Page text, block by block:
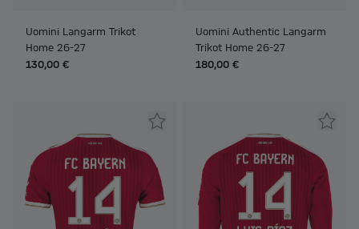
Uomini Langarm Trikot
Home 26-27
130,00 €
Uomini Authentic Langarm
Trikot Home 26-27
180,00 €